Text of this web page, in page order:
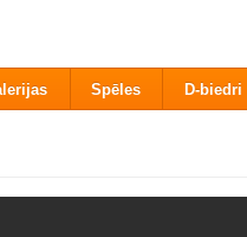
Spēles D-biedri